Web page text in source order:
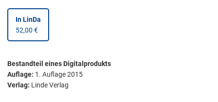
In LinDa
52,00 €
Bestandteil eines Digitalprodukts
Auflage: 1. Auflage 2015
Verlag: Linde Verlag